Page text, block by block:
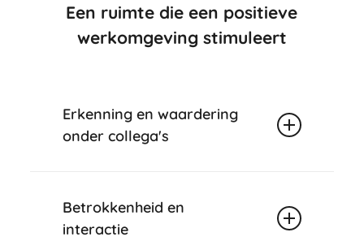
Een ruimte die een positieve
werkomgeving stimuleert
Erkenning en waardering
onder collega's
zo gemakkelijk!Geef punten samen met
een persoonlijk bericht om je collega’s te
Betrokkenheid en
interactie